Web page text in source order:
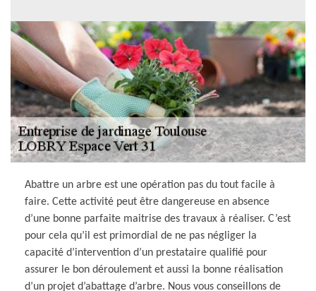
Abattre un arbre est une opération pas du tout facile à
faire. Cette activité peut être dangereuse en absence
d’une bonne parfaite maitrise des travaux à réaliser. C’est
pour cela qu’il est primordial de ne pas négliger la
capacité d’intervention d’un prestataire qualifié pour
assurer le bon déroulement et aussi la bonne réalisation
d’un projet d’abattage d’arbre. Nous vous conseillons de